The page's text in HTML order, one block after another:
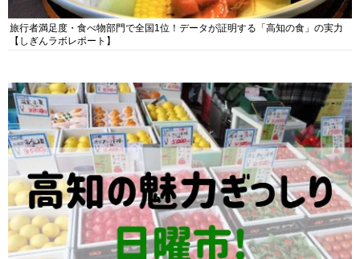
旅行者満足度・食べ物部門で全国1位！データが証明する「高知の食」の実力
【しぎんラボレポート】